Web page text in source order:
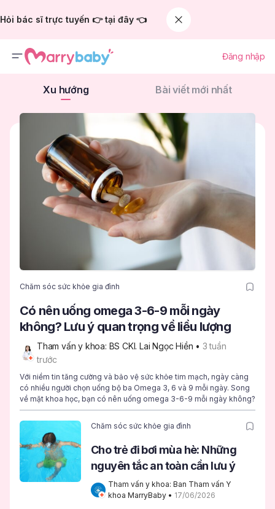
Hỏi bác sĩ trực tuyến 👉 tại đây 👈
Đăng nhập
Xu hướng Bài viết mới nhất
Chăm sóc sức khỏe gia đình
Có nên uống omega 3-6-9 mỗi ngày
không? Lưu ý quan trọng về liều lượng
Tham vấn y khoa: BS CKI. Lai Ngọc Hiền • 3 tuần
trước
Với niềm tin tăng cường và bảo vệ sức khỏe tim mạch, ngày càng
có nhiều người chọn uống bộ ba Omega 3, 6 và 9 mỗi ngày. Song
về mặt khoa học, bạn có nên uống omega 3-6-9 mỗi ngày không?
Chăm sóc sức khỏe gia đình
Cho trẻ đi bơi mùa hè: Những
nguyên tắc an toàn cần lưu ý
Tham vấn y khoa: Ban Tham vấn Y
khoa MarryBaby • 17/06/2026